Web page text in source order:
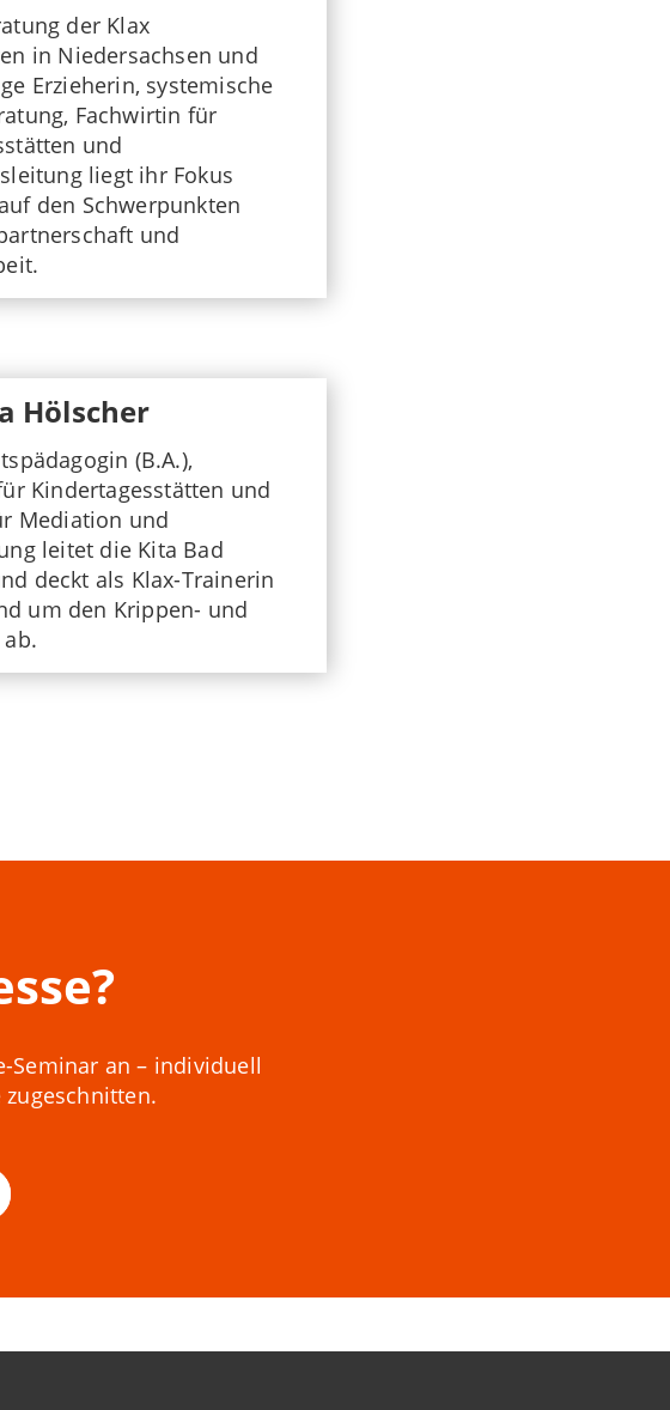
der Klax
in Niedersachsen und
Erzieherin, systemische
Fachwirtin für
und
liegt ihr Fokus
den Schwerpunkten
und
Hölscher
(B.A.),
Kindertagesstätten und
Mediation und
leitet die Kita Bad
deckt als Klax-Trainerin
um den Krippen- und
Seminar an – individuell